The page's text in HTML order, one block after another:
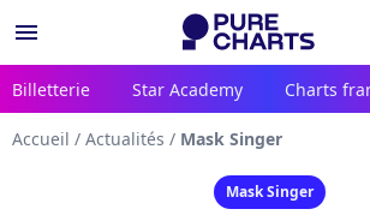
menu
Billetterie Star Academy Charts
Accueil / Actualités / Mask Singer
Mask Singer